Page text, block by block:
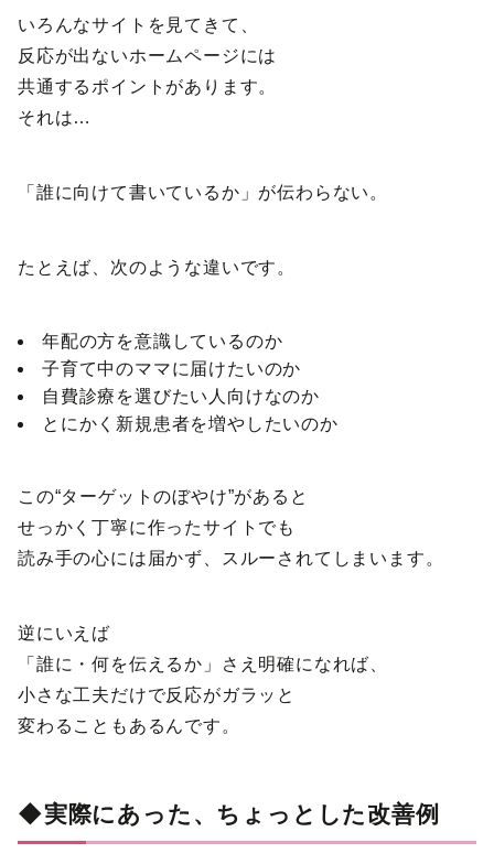
いろんなサイトを見てきて、
反応が出ないホームページには
共通するポイントがあります。
それは…
「誰に向けて書いているか」が伝わらない。
たとえば、次のような違いです。
年配の方を意識しているのか
子育て中のママに届けたいのか
自費診療を選びたい人向けなのか
とにかく新規患者を増やしたいのか
この“ターゲットのぼやけ”があると
せっかく丁寧に作ったサイトでも
読み手の心には届かず、スルーされてしまいます。
逆にいえば
「誰に・何を伝えるか」さえ明確になれば、
小さな工夫だけで反応がガラッと
変わることもあるんです。
◆実際にあった、ちょっとした改善例